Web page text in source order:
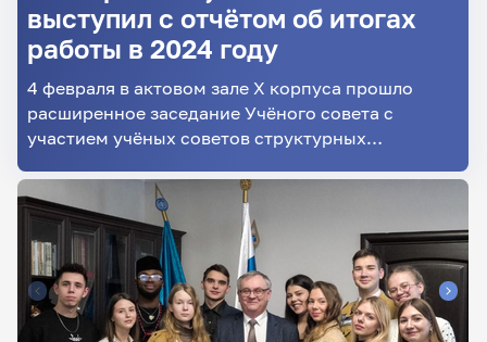
выступил с отчётом об итогах
работы в 2024 году
4 февраля в актовом зале X корпуса прошло
расширенное заседание Учёного совета с
участием учёных советов структурных